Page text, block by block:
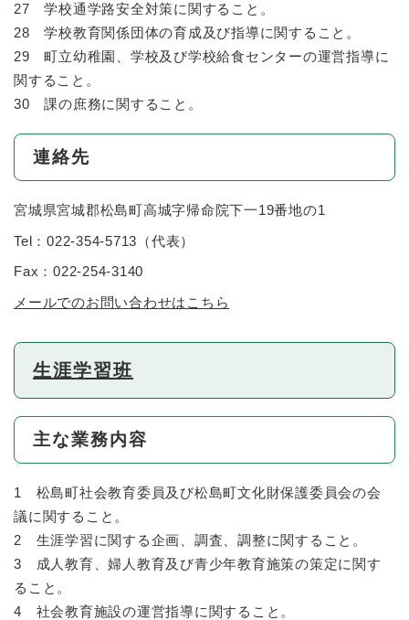
27 学校通学路安全対策に関すること。
28 学校教育関係団体の育成及び指導に関すること。
29 町立幼稚園、学校及び学校給食センターの運営指導に
関すること。
30 課の庶務に関すること。
連絡先
宮城県宮城郡松島町高城字帰命院下一19番地の1
Tel：022-354-5713 （代表）
Fax：022-254-3140
メールでのお問い合わせはこちら
生涯学習班
主な業務内容
1 松島町社会教育委員及び松島町文化財保護委員会の会
議に関すること。
2 生涯学習に関する企画、調査、調整に関すること。
3 成人教育、婦人教育及び青少年教育施策の策定に関す
ること。
4 社会教育施設の運営指導に関すること。